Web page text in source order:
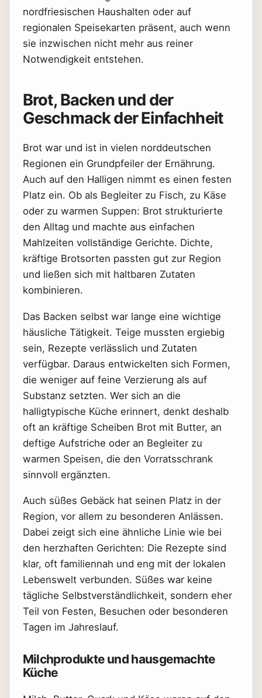
nordfriesischen Haushalten oder auf
regionalen Speisekarten präsent, auch wenn
sie inzwischen nicht mehr aus reiner
Notwendigkeit entstehen.
Brot, Backen und der
Geschmack der Einfachheit
Brot war und ist in vielen norddeutschen
Regionen ein Grundpfeiler der Ernährung.
Auch auf den Halligen nimmt es einen festen
Platz ein. Ob als Begleiter zu Fisch, zu Käse
oder zu warmen Suppen: Brot strukturierte
den Alltag und machte aus einfachen
Mahlzeiten vollständige Gerichte. Dichte,
kräftige Brotsorten passten gut zur Region
und ließen sich mit haltbaren Zutaten
kombinieren.
Das Backen selbst war lange eine wichtige
häusliche Tätigkeit. Teige mussten ergiebig
sein, Rezepte verlässlich und Zutaten
verfügbar. Daraus entwickelten sich Formen,
die weniger auf feine Verzierung als auf
Substanz setzten. Wer sich an die
halligtypische Küche erinnert, denkt deshalb
oft an kräftige Scheiben Brot mit Butter, an
deftige Aufstriche oder an Begleiter zu
warmen Speisen, die den Vorratsschrank
sinnvoll ergänzten.
Auch süßes Gebäck hat seinen Platz in der
Region, vor allem zu besonderen Anlässen.
Dabei zeigt sich eine ähnliche Linie wie bei
den herzhaften Gerichten: Die Rezepte sind
klar, oft familiennah und eng mit der lokalen
Lebenswelt verbunden. Süßes war keine
tägliche Selbstverständlichkeit, sondern eher
Teil von Festen, Besuchen oder besonderen
Tagen im Jahreslauf.
Milchprodukte und hausgemachte
Küche